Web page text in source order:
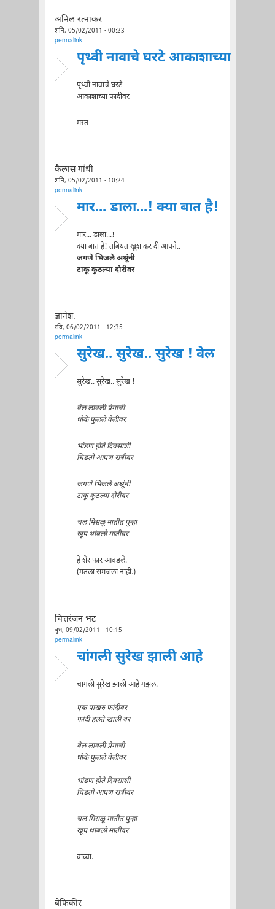
अनिल रत्नाकर
शनि, 05/02/2011 - 00:23
permalink
पृथ्वी नावाचे घरटे आकाशाच्या
पृथ्वी नावाचे घरटे
आकाशाच्या फांदीवर
मस्त
कैलास गांधी
शनि, 05/02/2011 - 10:24
permalink
मार... डाला...! क्या बात है!
मार... डाला...!
क्या बात है! तबियत खुश कर दी आपने..
जगणे भिजले अश्रूंनी
टाकू कुठल्या दोरीवर
ज्ञानेश.
रवि, 06/02/2011 - 12:35
permalink
सुरेख.. सुरेख.. सुरेख ! वेल
सुरेख.. सुरेख.. सुरेख !
वेल लावली प्रेमाची
धोके फुलले वेलीवर
भांडण होते दिवसाशी
चिडतो आपण रात्रीवर
जगणे भिजले अश्रूंनी
टाकू कुठल्या दोरीवर
चल मिसळू मातीत पुन्हा
खूप थांबलो मातीवर
हे शेर फार आवडले.
(मतला समजला नाही.)
चित्तरंजन भट
बुध, 09/02/2011 - 10:15
permalink
चांगली सुरेख झाली आहे
चांगली सुरेख झाली आहे गझल.
एक पाखरु फांदीवर
फांदी हलते खाली वर
वेल लावली प्रेमाची
धोके फुलले वेलीवर
भांडण होते दिवसाशी
चिडतो आपण रात्रीवर
चल मिसळू मातीत पुन्हा
खूप थांबलो मातीवर
वाव्वा.
बेफिकीर